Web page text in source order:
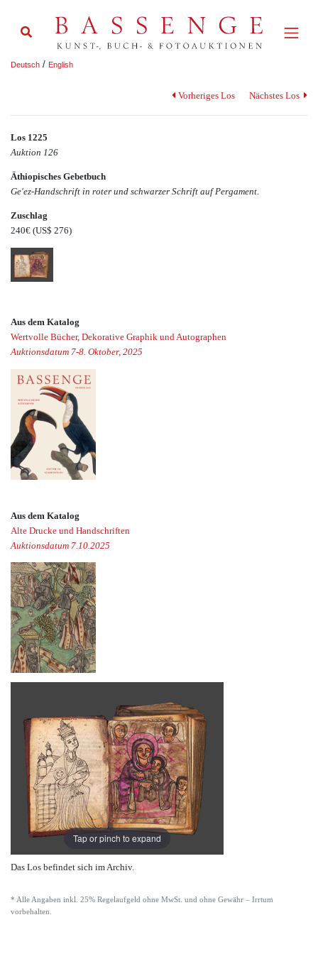
Deutsch / English
Vorheriges Los Nächstes Los
Los 1225
Auktion 126
Äthiopisches Gebetbuch
Ge'ez-Handschrift in roter und schwarzer Schrift auf Pergament.
Zuschlag
240€ (US$ 276)
Aus dem Katalog
Wertvolle Bücher, Dekorative Graphik und Autographen
Auktionsdatum 7-8. Oktober, 2025
Aus dem Katalog
Alte Drucke und Handschriften
Auktionsdatum 7.10.2025
Tap or pinch to expand
Das Los befindet sich im Archiv.
* Alle Angaben inkl. 25% Regelaufgeld ohne MwSt. und ohne Gewähr – Irrtum
vorbehalten.